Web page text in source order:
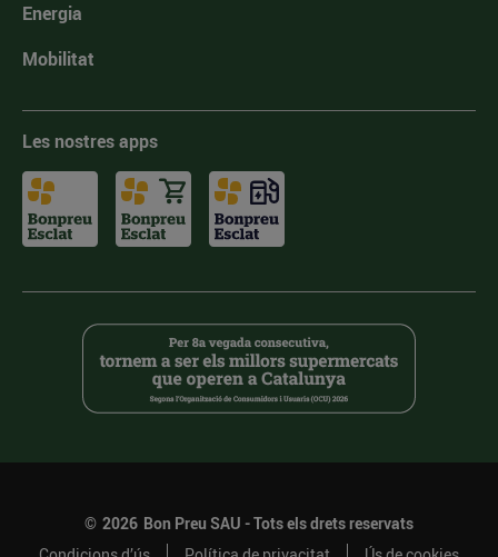
Energia
Mobilitat
Les nostres apps
© 2026 Bon Preu SAU - Tots els drets reservats